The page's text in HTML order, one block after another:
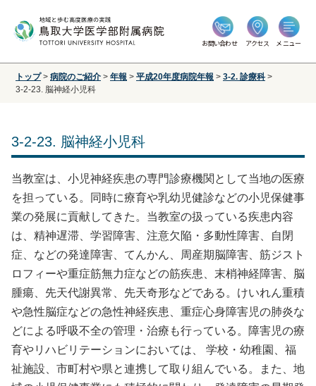
お問い合わせ アクセス メニュー
トップ > 病院のご紹介 > 年報 > 平成20年度病院年報 > 3-2. 診療科 >
3-2-23. 脳神経小児科
3-2-23. 脳神経小児科
当教室は、小児神経疾患の専門診療機関として当地の医療
を担っている。同時に療育や乳幼児健診などの小児保健事
業の発展に貢献してきた。当教室の扱っている疾患内容
は、精神遅滞、学習障害、注意欠陥・多動性障害、自閉
症、などの発達障害、てんかん、周産期脳障害、筋ジスト
ロフィーや重症筋無力症などの筋疾患、末梢神経障害、脳
腫瘍、先天代謝異常、先天奇形などである。けいれん重積
や急性脳症などの急性神経疾患、重症心身障害児の肺炎な
どによる呼吸不全の管理・治療も行っている。障害児の療
育やリハビリテーションにおいては、 学校・幼稚園、福
祉施設、市町村や県と連携して取り組んでいる。また、地